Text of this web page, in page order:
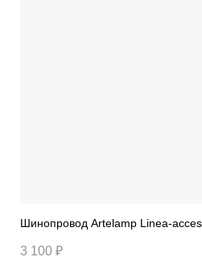
Шинопровод Artelamp
3 100 ₽